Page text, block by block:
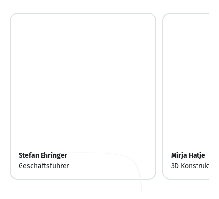
Stefan Ehringer
Geschäftsführer
Mirja Hatje
3D